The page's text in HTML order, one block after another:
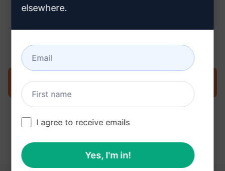
İstemi şimdi ChatGPT'de deneyin
elsewhere.
I agree to receive emails
Yes, I'm in!